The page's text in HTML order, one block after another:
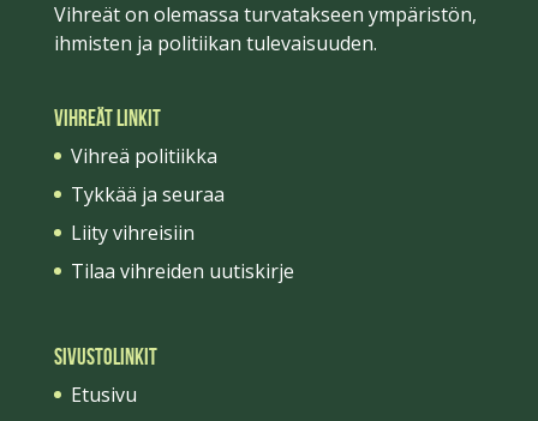
Vihreät on olemassa turvatakseen ympäristön,
ihmisten ja politiikan tulevaisuuden.
Vihreät linkit
Vihreä politiikka
Tykkää ja seuraa
Liity vihreisiin
Tilaa vihreiden uutiskirje
Sivustolinkit
Etusivu